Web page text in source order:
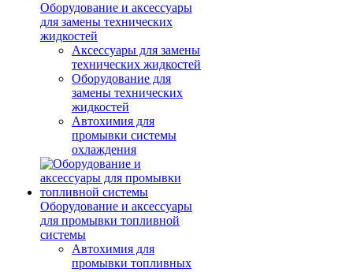
Оборудование и аксессуары
для замены технических
жидкостей
Аксессуары для замены
технических жидкостей
Оборудование для
замены технических
жидкостей
Автохимия для
промывки системы
охлаждения
Оборудование и аксессуары
для промывки топливной
системы
Автохимия для
промывки топливных